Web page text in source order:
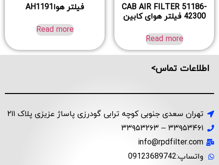
CAB AIR FILTER 51186-
42300 فیلتر هوای کابین
Read more
فیلتر هواAH1191
Read more
اطلاعات تماس>
تهران سعدی جنوبی کوچه ترابی گودرزی پاساژ عزیزی پلاک ۲۱۱
۳۳۹۵۳۴۶۱ – ۳۳۹۵۳۲۶۳
info@rpdfilter.com
واتساپ:09123689742